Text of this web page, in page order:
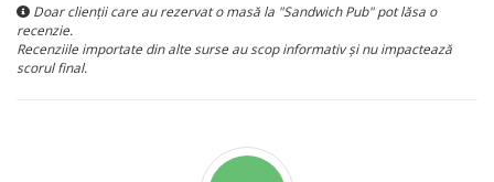
Doar clienții care au rezervat o masă la "Sandwich Pub" pot lăsa o
recenzie.
Recenziile importate din alte surse au scop informativ și nu impactează
scorul final.